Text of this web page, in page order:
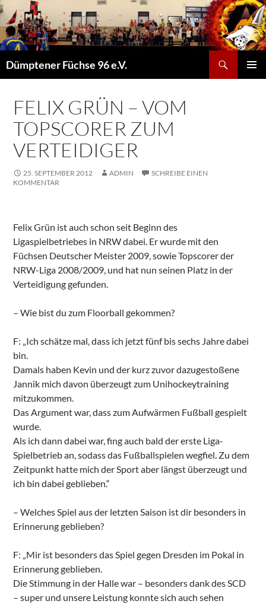
Dümptener Füchse 96 e.V.
SPRINGEN
FELIX GRÜN – VOM
TOPSCORER ZUM
VERTEIDIGER
25. SEPTEMBER 2012 ADMIN
SCHREIBE EINEN
KOMMENTAR
Felix Grün ist auch schon seit Beginn des
Ligaspielbetriebes in NRW dabei. Er wurde mit den
Füchsen Deutscher Meister 2009, sowie Topscorer der
NRW-Liga 2008/2009, und hat nun seinen Platz in der
Verteidigung gefunden.
– Wie bist du zum Floorball gekommen?
F: „Ich schätze mal, dass ich jetzt fünf bis sechs Jahre dabei
bin.
Damals haben Kevin und der kurz zuvor dazugestoßene
Jannik mich davon überzeugt zum Unihockeytraining
mitzukommen.
Das Argument war, dass zum Aufwärmen Fußball gespielt
wurde.
Als ich dann dabei war, fing auch bald der erste Liga-
Spielbetrieb an, sodass das Fußballspielen wegfiel. Zu dem
Zeitpunkt hatte mich der Sport aber längst überzeugt und
ich bin dabei geblieben.“
– Welches Spiel aus der letzten Saison ist dir besonders in
Erinnerung geblieben?
F: „Mir ist besonders das Spiel gegen Dresden im Pokal in
Erinnerung geblieben.
Die Stimmung in der Halle war – besonders dank des SCD
– super und unsere Leistung konnte sich auch sehen